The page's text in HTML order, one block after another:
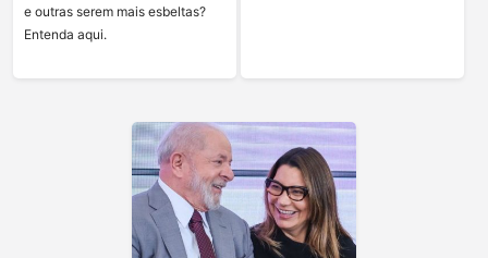
e outras serem mais esbeltas?
Entenda aqui.